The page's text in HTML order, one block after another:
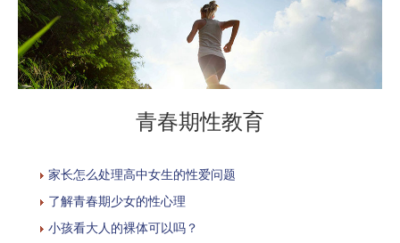
青春期性教育
家长怎么处理高中女生的性爱问题
了解青春期少女的性心理
小孩看大人的裸体可以吗？